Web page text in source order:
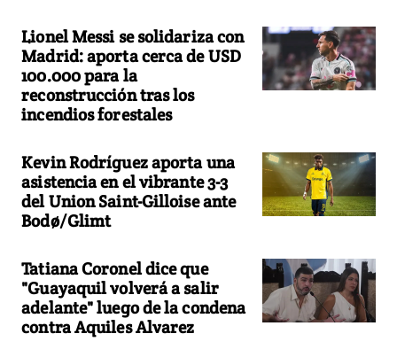
Lionel Messi se solidariza con
Madrid: aporta cerca de USD
100.000 para la
reconstrucción tras los
incendios forestales
Kevin Rodríguez aporta una
asistencia en el vibrante 3-3
del Union Saint-Gilloise ante
Bodø/Glimt
Tatiana Coronel dice que
"Guayaquil volverá a salir
adelante" luego de la condena
contra Aquiles Alvarez